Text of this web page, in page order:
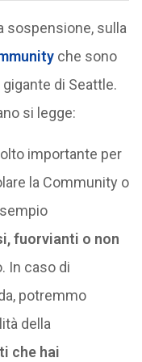
sospensione, sulla
che sono
di Seattle.
si legge:
importante per
la Community o
fuorvianti o non
In caso di
potremmo
della
che hai